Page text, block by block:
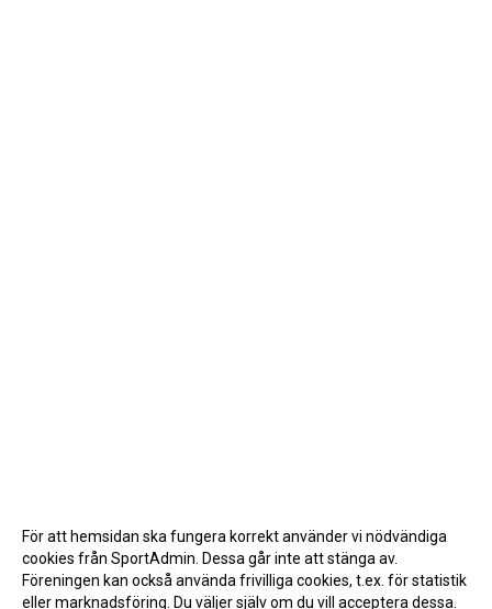
För att hemsidan ska fungera korrekt använder vi nödvändiga
cookies från SportAdmin. Dessa går inte att stänga av.
Föreningen kan också använda frivilliga cookies, t.ex. för statistik
eller marknadsföring. Du väljer själv om du vill acceptera dessa.